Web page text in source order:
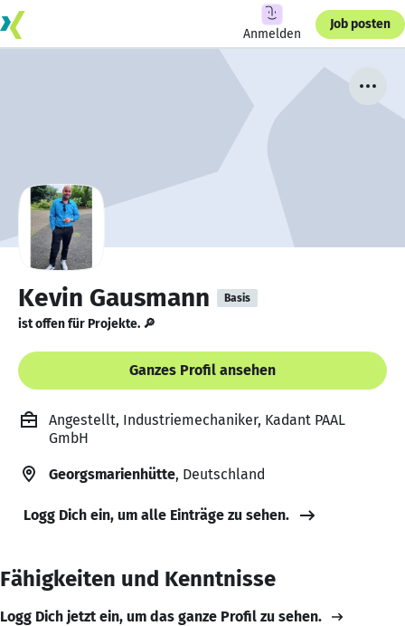
Anmelden
Job posten
Kevin Gausmann Basis
ist offen für Projekte. 🔎
Ganzes Profil ansehen
Angestellt, Industriemechaniker, Kadant PAAL
GmbH
Georgsmarienhütte, Deutschland
Logg Dich ein, um alle Einträge zu sehen.
Fähigkeiten und Kenntnisse
Logg Dich jetzt ein, um das ganze Profil zu sehen.